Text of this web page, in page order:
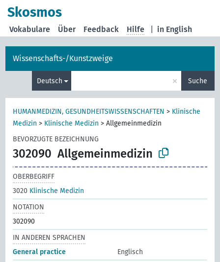
Skosmos
in English
Vokabulare Über Feedback Hilfe
Wissenschafts-/Kunstzweige
Deutsch × Suche
HUMANMEDIZIN, GESUNDHEITSWISSENSCHAFTEN > Klinische
Medizin > Klinische Medizin >Allgemeinmedizin
BEVORZUGTE BEZEICHNUNG
302090 Allgemeinmedizin
OBERBEGRIFF
3020 Klinische Medizin
NOTATION
302090
IN ANDEREN SPRACHEN
General practice
Englisch